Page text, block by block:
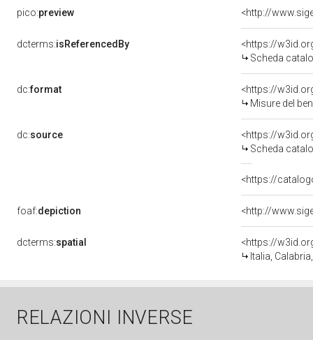
pico:preview
dcterms:isReferencedBy
<https://
Scheda
dc:format
<https://
Misure del
dc:source
<https://
Scheda
<https://
foaf:depiction
dcterms:spatial
<https://
Italia,
RELAZIONI INVERSE